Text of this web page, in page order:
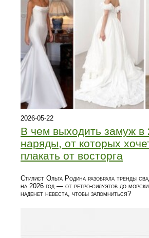
2026-05-22
В чем выходить замуж в
наряды, от которых
плакать от восторга
Стилист Ольга Родина разобрала тренды
на 2026 год — от ретро-силуэтов до
наденет невеста, чтобы запомниться?